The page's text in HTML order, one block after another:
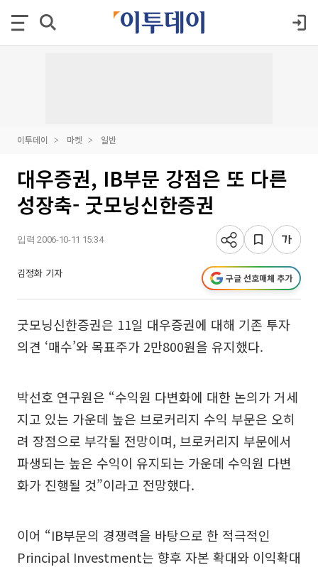
이투데이 마켓 일반
대우증권, IB부문 강점은 또 다른
성장축- 굿모닝신한증권
입력 2006-10-11 15:34
김정화 기자 구글 선호매체 추가
굿모닝신한증권은 11일 대우증권에 대해 기존 투자
의견 ‘매수’와 목표주가 2만800원을 유지했다.
박선호 연구원은 “수익원 다변화에 대한 논의가 거세
지고 있는 가운데 높은 브로커리지 수익 부문은 오히
려 장점으로 부각될 전망이며, 브로커리지 부문에서
파생되는 높은 수익이 유지되는 가운데 수익원 다변
화가 진행될 것”이라고 전망했다.
이어 “IB부문의 경쟁력을 바탕으로 한 적극적인
Principal Investment는 향후 자본 확대와 이익확대